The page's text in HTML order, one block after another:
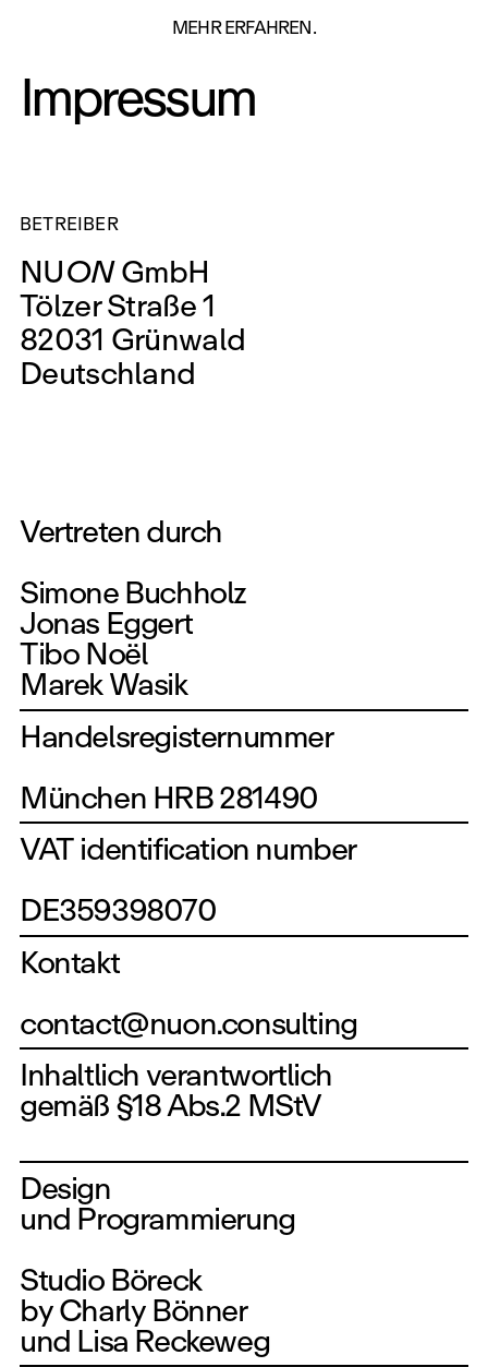
MEHR ERFAHREN.
Impressum
BETREIBER
NUONGmbH
Tölzer Straße 1
82031 Grünwald
Deutschland
Vertreten durch
Simone Buchholz
Jonas Eggert
Tibo Noël
Marek Wasik
Handelsregisternummer
München HRB 281490
VAT identification number
DE359398070
Kontakt
contact@nuon.consulting
Inhaltlich verantwortlich
gemäß §18 Abs.2 MStV
Design
und Programmierung
Studio Böreck
by Charly Bönner
und Lisa Reckeweg